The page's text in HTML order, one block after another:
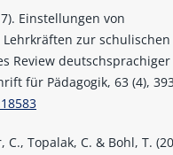
Einstellungen von
zur schulischen
Review deutschsprachiger
für Pädagogik, 63 (4),
Topalak, C. & Bohl, T.